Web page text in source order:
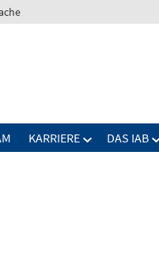
KARRIERE DAS IAB